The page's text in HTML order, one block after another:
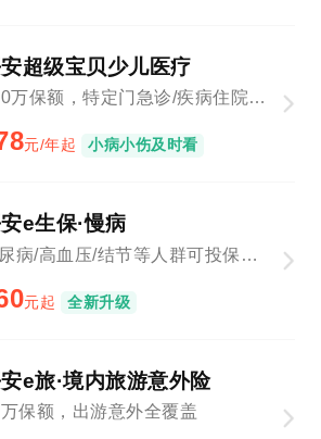
超级宝贝少儿医疗
400万保额，特定门急诊/疾病住院全覆盖
元/年起 小病小伤及时看
e生保·慢病
糖尿病/高血压/结节等人群可投保，新增基因检测、院外购药
元起 全新升级
e旅·境内旅游意外险
保额，出游意外全覆盖